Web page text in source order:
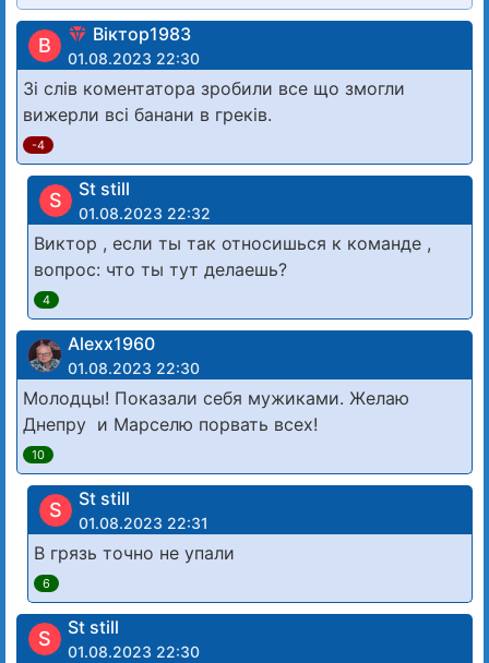
В Віктор1983
01.08.2023 22:30
Зі слів коментатора зробили все що змогли
вижерли всі банани в греків.
-4
S St still
01.08.2023 22:32
Виктор , если ты так относишься к команде ,
вопрос: что ты тут делаешь?
4
Alexx1960
01.08.2023 22:30
Молодцы! Показали себя мужиками. Желаю
Днепру и Марселю порвать всех!
10
S St still
01.08.2023 22:31
В грязь точно не упали
6
S St still
01.08.2023 22:30